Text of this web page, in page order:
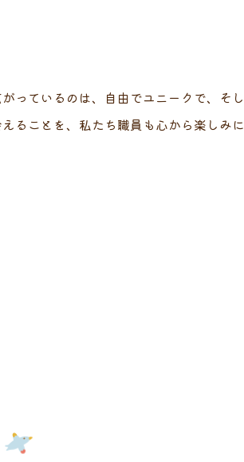
っているのは、自由でユニークで、そし
ることを、私たち職員も心から楽しみに